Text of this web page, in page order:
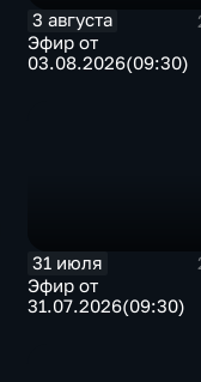
3 августа
Эфир от
03.08.2026(09:30)
31 июля
Эфир от
31.07.2026(09:30)